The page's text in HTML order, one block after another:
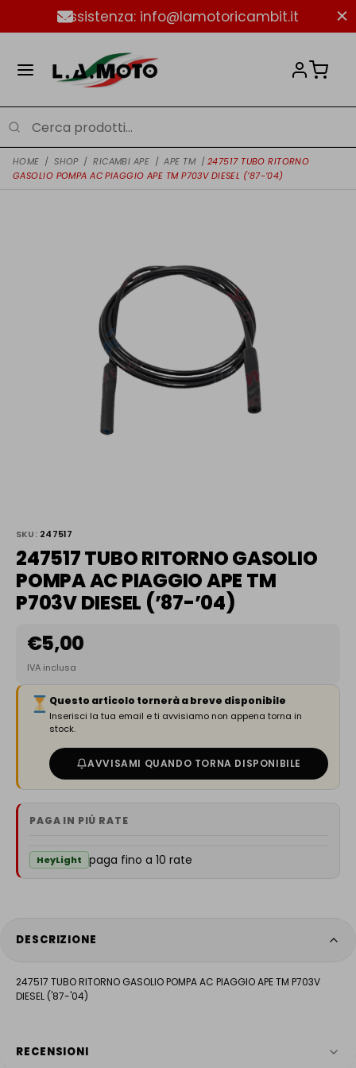
Assistenza: info@lamotoricambit.it
HOME / SHOP / RICAMBI APE / APE TM /247517 TUBO RITORNO
GASOLIO POMPA AC PIAGGIO APE TM P703V DIESEL (’87-’04)
SKU: 247517
247517 TUBO RITORNO GASOLIO
POMPA AC PIAGGIO APE TM
P703V DIESEL (’87-’04)
€5,00
IVA inclusa
Questo articolo tornerà a breve disponibile
Inserisci la tua email e ti avvisiamo non appena torna in
stock.
AVVISAMI QUANDO TORNA DISPONIBILE
PAGA IN PIÙ RATE
HeyLight paga fino a 10 rate
DESCRIZIONE
247517 TUBO RITORNO GASOLIO POMPA AC PIAGGIO APE TM P703V
DIESEL ('87-'04)
RECENSIONI